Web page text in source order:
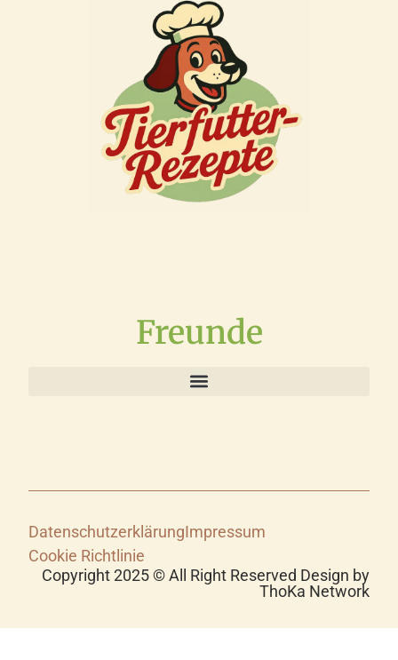
Freunde
DatenschutzerklärungImpressum
Cookie Richtlinie
Copyright 2025 © All Right Reserved Design by
ThoKa Network